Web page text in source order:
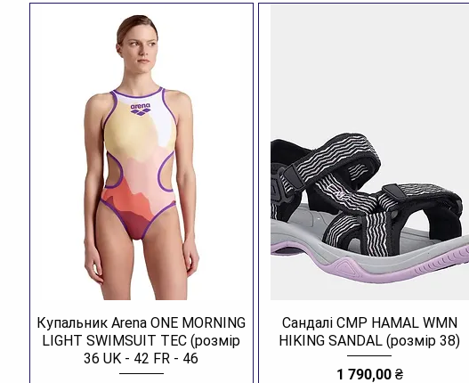
Купальник Arena ONE MORNING
LIGHT SWIMSUIT TEC (розмір
36 UK - 42 FR - 46
Сандалі CMP HAMAL WMN
HIKING SANDAL (розмір 38)
Ціна
1 790,00 ₴